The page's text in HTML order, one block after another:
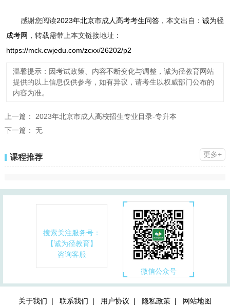
感谢您阅读2023年北京市成人高考考生问答，本文出自： 诚为径
成考网 ，转载需带上本文链接地址：
https://mck.cwjedu.com/zcxx/26202/p2
温馨提示：因考试政策、内容不断变化与调整，诚为径教育网站
提供的以上信息仅供参考，如有异议，请考生以权威部门公布的
内容为准。
上一篇： 2023年北京市成人高校招生专业目录-专升本
下一篇： 无
课程推荐 更多+
搜索关注服务号：
【诚为径教育】
咨询客服
微信公众号
关于我们 | 联系我们 | 用户协议 | 隐私政策 | 网站地图